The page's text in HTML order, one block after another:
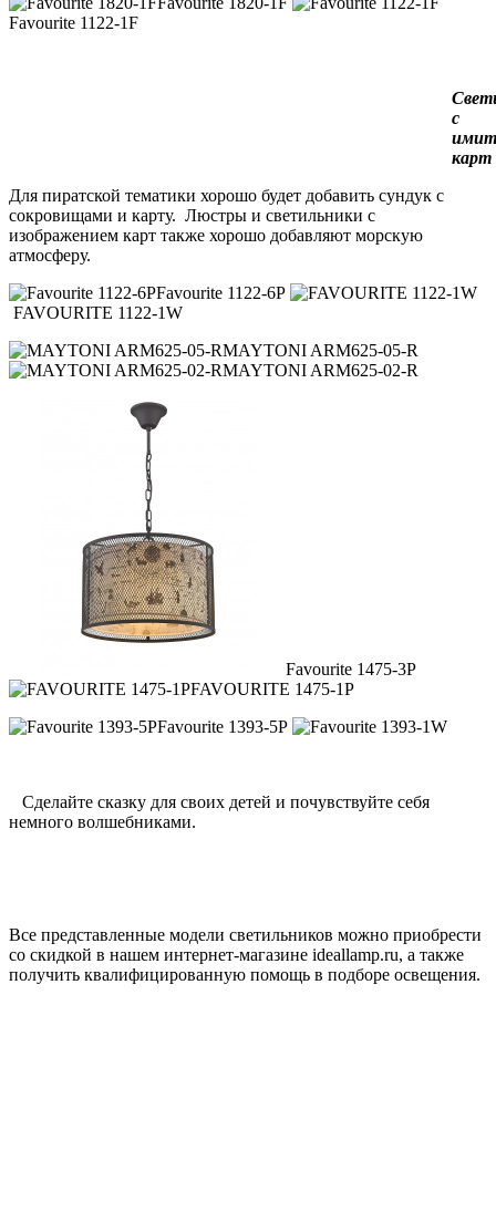
Favourite 1122-1F
с
карт
Для пиратской тематики хорошо будет добавить сундук с
сокровищами и карту. Люстры и светильники с
изображением карт также хорошо добавляют морскую
атмосферу.
Favourite 1122-6P
FAVOURITE 1122-1W
MAYTONI ARM625-05-R
MAYTONI ARM625-02-R
Favourite 1475-3P
FAVOURITE 1475-1P
Favourite 1393-5P
Сделайте сказку для своих детей и почувствуйте себя
немного волшебниками.
Все представленные модели светильников можно приобрести
со скидкой в нашем интернет-магазине ideallamp.ru, а также
получить квалифицированную помощь в подборе освещения.